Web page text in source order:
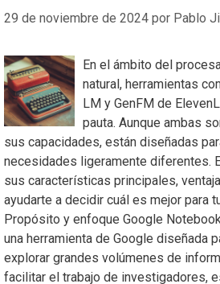
29 de noviembre de 2024 por Pablo
En el ámbito del
natural, herramientas
LM y GenFM de
pauta. Aunque ambas
sus capacidades, están diseñadas
necesidades ligeramente diferentes.
sus características principales,
ayudarte a decidir cuál es mejor para
Propósito y enfoque Google
una herramienta de Google diseñada
explorar grandes volúmenes de
facilitar el trabajo de investigadores,